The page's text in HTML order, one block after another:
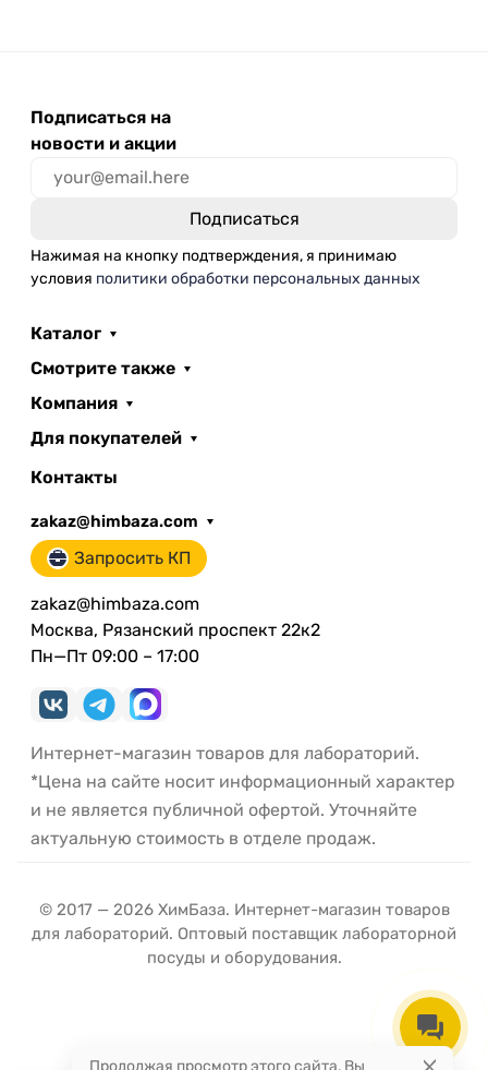
Подписаться на
новости и акции
Нажимая на кнопку подтверждения, я принимаю
условия политики обработки персональных данных
Каталог
Смотрите также
Компания
Для покупателей
Контакты
zakaz@himbaza.com
Запросить КП
zakaz@himbaza.com
Москва, Рязанский проспект 22к2
Пн—Пт 09:00 – 17:00
Интернет-магазин товаров для лабораторий.
*Цена на сайте носит информационный характер
и не является публичной офертой. Уточняйте
актуальную стоимость в отделе продаж.
© 2017 — 2026 ХимБаза. Интернет-магазин товаров
для лабораторий. Оптовый поставщик лабораторной
посуды и оборудования.
Продолжая просмотр этого сайта, Вы